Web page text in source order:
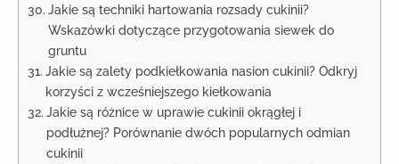
Jakie są techniki hartowania rozsady cukinii?
Wskazówki dotyczące przygotowania siewek do
gruntu
Jakie są zalety podkiełkowania nasion cukinii? Odkryj
korzyści z wcześniejszego kiełkowania
Jakie są różnice w uprawie cukinii okrągłej i
podłużnej? Porównanie dwóch popularnych odmian
cukinii